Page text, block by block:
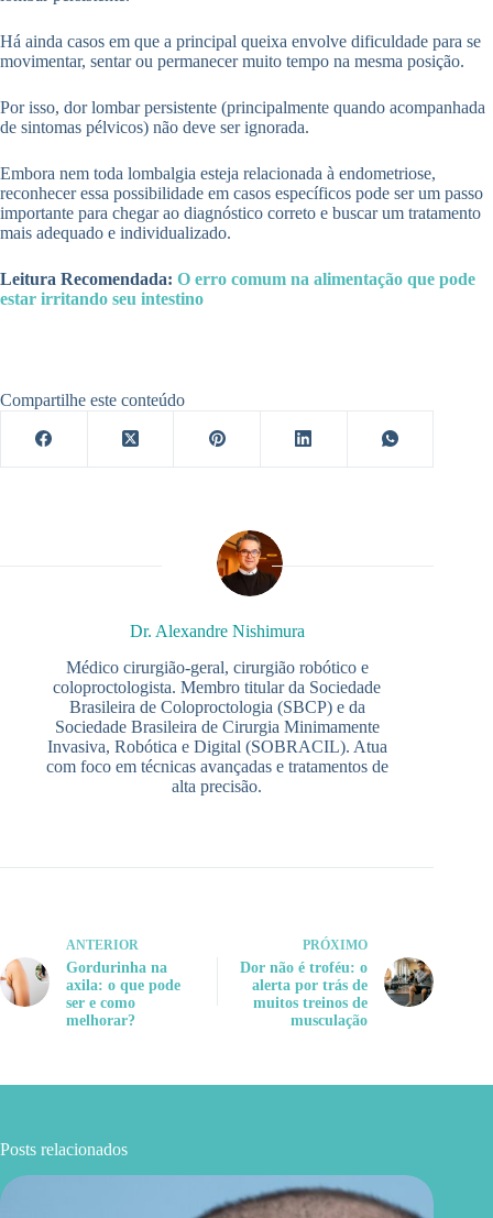
Há ainda casos em que a principal queixa envolve dificuldade para se
movimentar, sentar ou permanecer muito tempo na mesma posição.
Por isso, dor lombar persistente (principalmente quando acompanhada
de sintomas pélvicos) não deve ser ignorada.
Embora nem toda lombalgia esteja relacionada à endometriose,
reconhecer essa possibilidade em casos específicos pode ser um passo
importante para chegar ao diagnóstico correto e buscar um tratamento
mais adequado e individualizado.
Leitura Recomendada: O erro comum na alimentação que pode
estar irritando seu intestino
Compartilhe este conteúdo
Dr. Alexandre Nishimura
Médico cirurgião-geral, cirurgião robótico e
coloproctologista. Membro titular da Sociedade
Brasileira de Coloproctologia (SBCP) e da
Sociedade Brasileira de Cirurgia Minimamente
Invasiva, Robótica e Digital (SOBRACIL). Atua
com foco em técnicas avançadas e tratamentos de
alta precisão.
ANTERIOR
Gordurinha na
axila: o que pode
ser e como
melhorar?
PRÓXIMO
Dor não é troféu: o
alerta por trás de
muitos treinos de
musculação
Posts relacionados